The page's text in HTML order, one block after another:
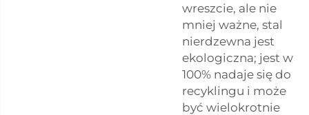
wreszcie, ale nie
mniej ważne, stal
nierdzewna jest
ekologiczna; jest w
100% nadaje się do
recyklingu i może
być wielokrotnie